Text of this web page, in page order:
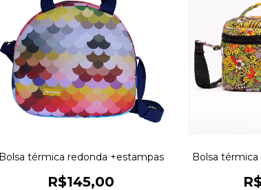
Bolsa térmica redonda +estampas
R$145,00
Bolsa